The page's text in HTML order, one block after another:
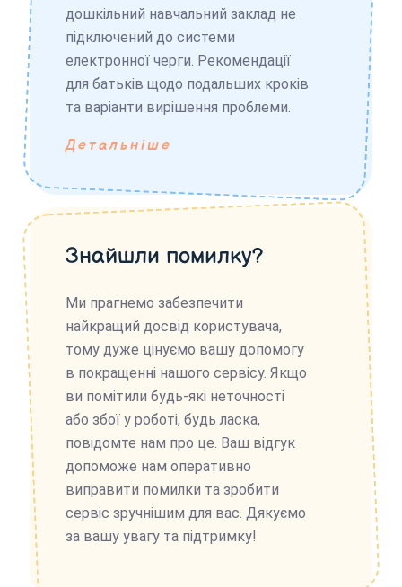
дошкільний навчальний заклад не
підключений до системи
електронної черги. Рекомендації
для батьків щодо подальших кроків
та варіанти вирішення проблеми.
Детальніше
Знайшли помилку?
Ми прагнемо забезпечити
найкращий досвід користувача,
тому дуже цінуємо вашу допомогу
в покращенні нашого сервісу. Якщо
ви помітили будь-які неточності
або збої у роботі, будь ласка,
повідомте нам про це. Ваш відгук
допоможе нам оперативно
виправити помилки та зробити
сервіс зручнішим для вас. Дякуємо
за вашу увагу та підтримку!